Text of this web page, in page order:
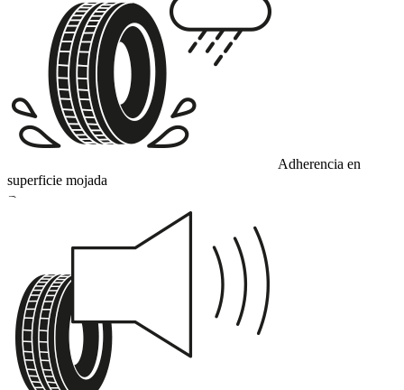
Adherencia en
superficie mojada
B